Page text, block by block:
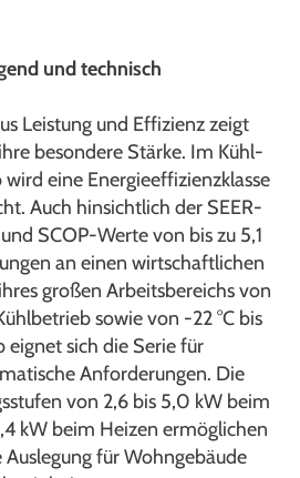
und technisch
Leistung und Effizienz zeigt
besondere Stärke. Im Kühl-
eine Energieeffizienzklasse
Auch hinsichtlich der SEER-
SCOP-Werte von bis zu 5,1
an einen wirtschaftlichen
großen Arbeitsbereichs von
sowie von -22 °C bis
eignet sich die Serie für
Anforderungen. Die
von 2,6 bis 5,0 kW beim
kW beim Heizen ermöglichen
für Wohngebäude